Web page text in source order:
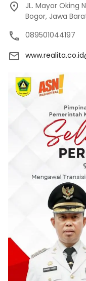
JL. Mayor Oking
Bogor, Jawa
089501044197